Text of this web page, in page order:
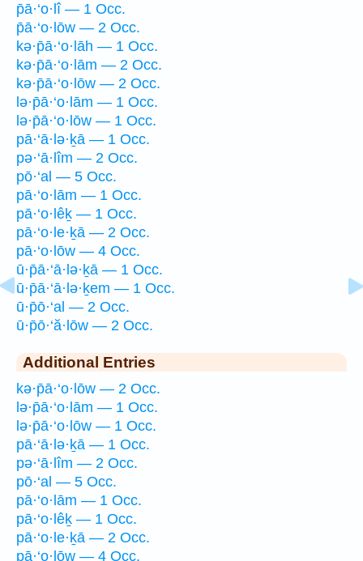
p̄ā·‘o·lî — 1 Occ.
p̄ā·‘o·lōw — 2 Occ.
kə·p̄ā·‘o·lāh — 1 Occ.
kə·p̄ā·‘o·lām — 2 Occ.
kə·p̄ā·‘o·lōw — 2 Occ.
lə·p̄ā·‘o·lām — 1 Occ.
lə·p̄ā·‘o·lōw — 1 Occ.
pā·‘ā·lə·ḵā — 1 Occ.
pə·‘ā·lîm — 2 Occ.
pō·‘al — 5 Occ.
pā·‘o·lām — 1 Occ.
pā·‘o·lêḵ — 1 Occ.
pā·‘o·le·ḵā — 2 Occ.
pā·‘o·lōw — 4 Occ.
ū·p̄ā·‘ā·lə·ḵā — 1 Occ.
ū·p̄ā·‘ā·lə·ḵem — 1 Occ.
ū·p̄ō·‘al — 2 Occ.
ū·p̄ō·‘ă·lōw — 2 Occ.
Additional Entries
kə·p̄ā·‘o·lōw — 2 Occ.
lə·p̄ā·‘o·lām — 1 Occ.
lə·p̄ā·‘o·lōw — 1 Occ.
pā·‘ā·lə·ḵā — 1 Occ.
pə·‘ā·lîm — 2 Occ.
pō·‘al — 5 Occ.
pā·‘o·lām — 1 Occ.
pā·‘o·lêḵ — 1 Occ.
pā·‘o·le·ḵā — 2 Occ.
pā·‘o·lōw — 4 Occ.